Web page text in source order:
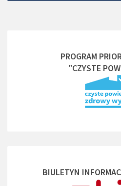
PROGRAM
"CZYSTE
BIULETYN